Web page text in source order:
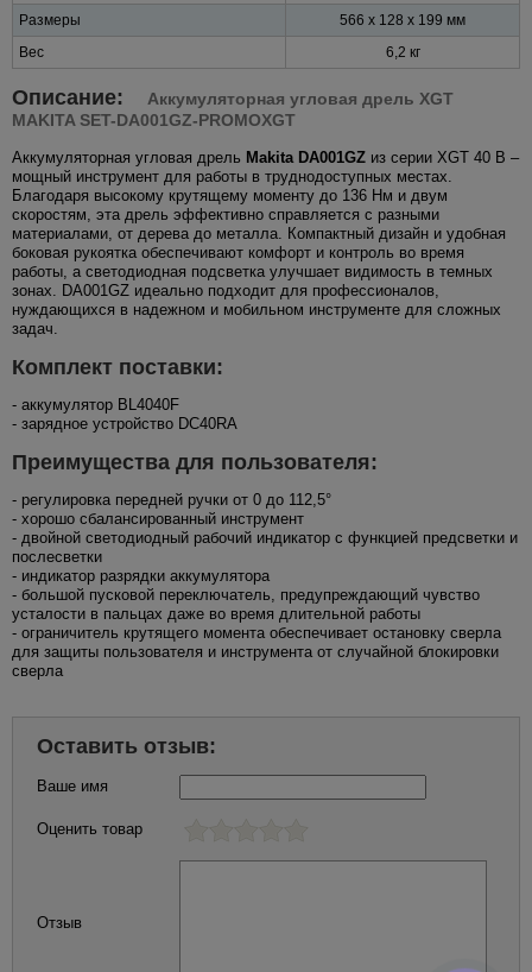
Размеры
566 x 128 x 199 мм
Вес
6,2 кг
Описание:
Аккумуляторная угловая дрель XGT
MAKITA SET-DA001GZ-PROMOXGT
Аккумуляторная угловая дрель Makita DA001GZ из серии XGT 40 В –
мощный инструмент для работы в труднодоступных местах.
Благодаря высокому крутящему моменту до 136 Нм и двум
скоростям, эта дрель эффективно справляется с разными
материалами, от дерева до металла. Компактный дизайн и удобная
боковая рукоятка обеспечивают комфорт и контроль во время
работы, а светодиодная подсветка улучшает видимость в темных
зонах. DA001GZ идеально подходит для профессионалов,
нуждающихся в надежном и мобильном инструменте для сложных
задач.
Комплект поставки:
- аккумулятор BL4040F
- зарядное устройство DC40RA
Преимущества для пользователя:
- регулировка передней ручки от 0 до 112,5°
- хорошо сбалансированный инструмент
- двойной светодиодный рабочий индикатор с функцией предсветки и
послесветки
- индикатор разрядки аккумулятора
- большой пусковой переключатель, предупреждающий чувство
усталости в пальцах даже во время длительной работы
- ограничитель крутящего момента обеспечивает остановку сверла
для защиты пользователя и инструмента от случайной блокировки
сверла
Оставить отзыв:
Ваше имя
Оценить товар
Отзыв